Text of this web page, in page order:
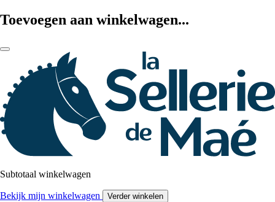
Toevoegen aan winkelwagen...
Subtotaal winkelwagen
Bekijk mijn winkelwagen Verder winkelen